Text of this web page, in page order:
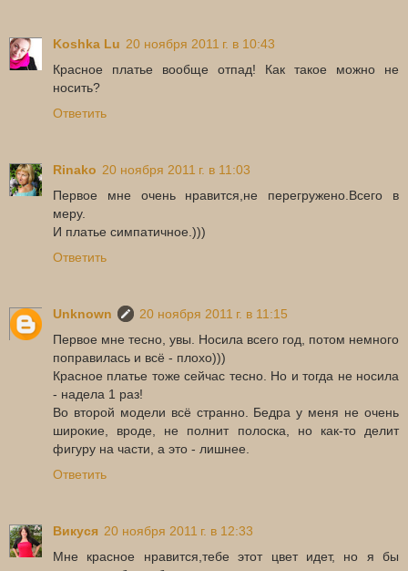
Koshka Lu 20 ноября 2011 г. в 10:43
Красное платье вообще отпад! Как такое можно не
носить?
Ответить
Rinako 20 ноября 2011 г. в 11:03
Первое мне очень нравится,не перегружено.Всего в
меру.
И платье симпатичное.)))
Ответить
Unknown
20 ноября 2011 г. в 11:15
Первое мне тесно, увы. Носила всего год, потом немного
поправилась и всё - плохо)))
Красное платье тоже сейчас тесно. Но и тогда не носила
- надела 1 раз!
Во второй модели всё странно. Бедра у меня не очень
широкие, вроде, не полнит полоска, но как-то делит
фигуру на части, а это - лишнее.
Ответить
Викуся 20 ноября 2011 г. в 12:33
Мне красное нравится,тебе этот цвет идет, но я бы